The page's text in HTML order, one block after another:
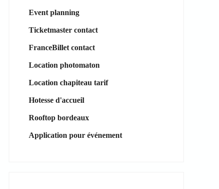
Event planning
Ticketmaster contact
FranceBillet contact
Location photomaton
Location chapiteau tarif
Hotesse d'accueil
Rooftop bordeaux
Application pour événement